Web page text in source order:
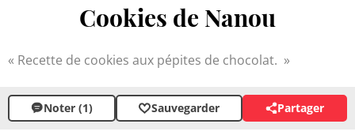
Cookies de Nanou
Recette de cookies aux pépites de chocolat.
Noter (1) Sauvegarder Partager